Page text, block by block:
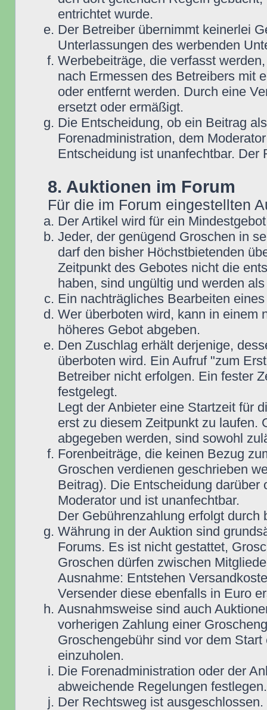
entrichtet wurde.
Der Betreiber übernimmt keinerlei
Unterlassungen des werbenden
Werbebeiträge, die verfasst
nach Ermessen des Betreibers mit
oder entfernt werden. Durch eine
ersetzt oder ermäßigt.
Die Entscheidung, ob ein Beitrag
Forenadministration, dem
Entscheidung ist unanfechtbar.
8. Auktionen im Forum
Für die im Forum eingestellten
Der Artikel wird für ein
Jeder, der genügend Groschen in
darf den bisher Höchstbietenden
Zeitpunkt des Gebotes nicht die
haben, sind ungültig und werden
Ein nachträgliches Bearbeiten
Wer überboten wird, kann in einem
höheres Gebot abgeben.
Den Zuschlag erhält derjenige,
überboten wird. Ein Aufruf "zum
Betreiber nicht erfolgen. Ein fester
festgelegt.
Legt der Anbieter eine Startzeit für
erst zu diesem Zeitpunkt zu laufen.
abgegeben werden, sind sowohl
Forenbeiträge, die keinen Bezug
Groschen verdienen geschrieben
Beitrag). Die Entscheidung darüber
Moderator und ist unanfechtbar.
Der Gebührenzahlung erfolgt durch
Währung in der Auktion sind
Forums. Es ist nicht gestattet,
Groschen dürfen zwischen
Ausnahme: Entstehen
Versender diese ebenfalls in Euro
Ausnahmsweise sind auch
vorherigen Zahlung einer
Groschengebühr sind vor dem
einzuholen.
Die Forenadministration oder der
abweichende Regelungen festlegen.
Der Rechtsweg ist ausgeschlossen.